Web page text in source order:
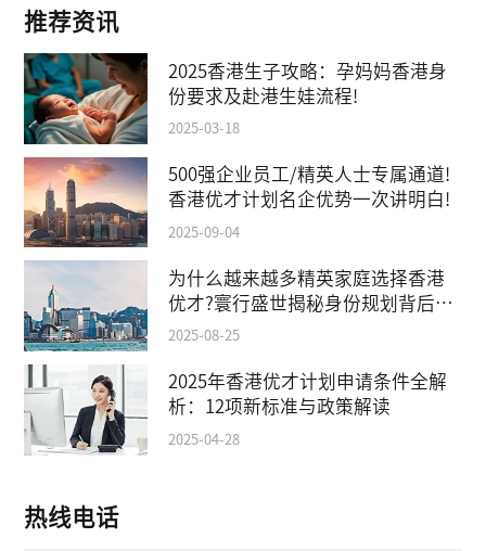
推荐资讯
2025香港生子攻略：孕妈妈香港身
份要求及赴港生娃流程!
2025-03-18
500强企业员工/精英人士专属通道!
香港优才计划名企优势一次讲明白!
2025-09-04
为什么越来越多精英家庭选择香港
优才?寰行盛世揭秘身份规划背后的
教育红利
2025-08-25
2025年香港优才计划申请条件全解
析：12项新标准与政策解读
2025-04-28
热线电话